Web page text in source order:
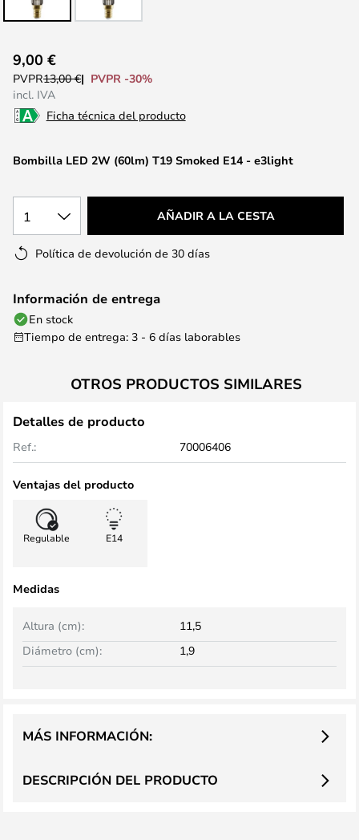
al
comienzo
de
deBombilla LED 2W (60lm) T19 Smoked E14 - e3light
9,00 €
PVPR13,00 €
PVPR -30%
incl. IVA
Ficha técnica del producto
1 AÑADIR A LA CESTA
Política de devolución de 30 días
Información de entrega
En stock
Tiempo de entrega: 3 - 6 días laborables
OTROS PRODUCTOS SIMILARES
Detalles de producto
Ref.: 70006406
Ventajas del producto
Regulable E14
Medidas
Altura (cm):
11,5
Diámetro (cm):
1,9
DESCRIPCIÓN DEL PRODUCTO
MÁS INFORMACIÓN: